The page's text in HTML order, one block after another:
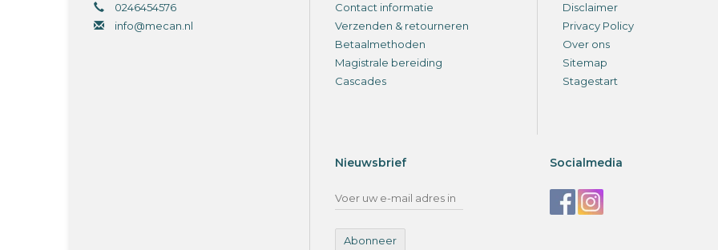
0246454576
info@mecan.nl
Contact informatie
Verzenden & retourneren
Betaalmethoden
Magistrale bereiding
Cascades
Disclaimer
Privacy Policy
Over ons
Sitemap
Stagestart
Nieuwsbrief
Abonneer
Socialmedia